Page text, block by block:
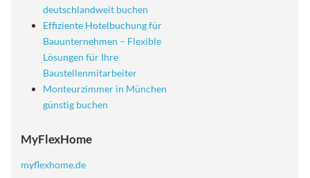
deutschlandweit buchen
Effiziente Hotelbuchung für
Bauunternehmen – Flexible
Lösungen für Ihre
Baustellenmitarbeiter
Monteurzimmer in München
günstig buchen
MyFlexHome
myflexhome.de